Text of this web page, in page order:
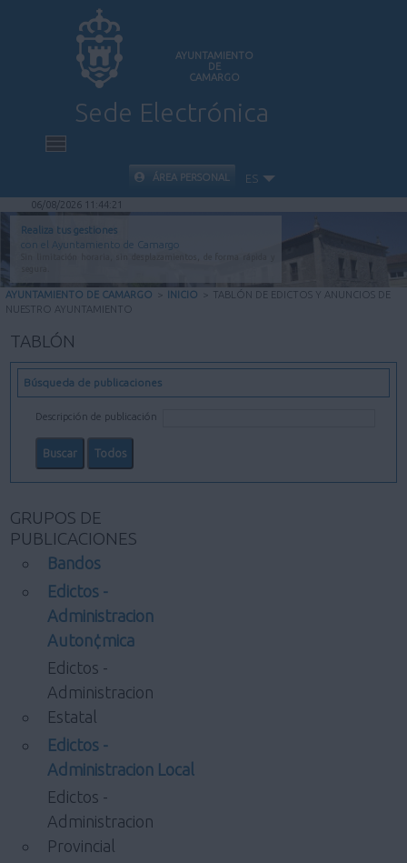
AYUNTAMIENTO
DE
CAMARGO
Sede Electrónica
INICIO
INFORMACIÓN PÚBLICA
CARPETA CIUDADANA
VALIDACIÓN DE DOCUMENTOS
AYUDA
ÁREA PERSONAL ES
06/08/2026 11:44:22
Realiza tus gestiones
con el Ayuntamiento de Camargo
AYUNTAMIENTO DE CAMARGO > INICIO > TABLÓN DE EDICTOS Y ANUNCIOS DE
NUESTRO AYUNTAMIENTO
TABLÓN
Búsqueda de publicaciones
Descripción de publicación
GRUPOS DE
PUBLICACIONES
Bandos
Edictos -
Administracion
Auton¢mica
Edictos -
Administracion
Estatal
Edictos -
Administracion Local
Edictos -
Administracion
Provincial